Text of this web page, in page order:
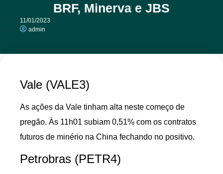
BRF, Minerva e JBS
11/01/2023
admin
Vale (VALE3)
As ações da Vale tinham alta neste começo de
pregão. Às 11h01 subiam 0,51% com os contratos
futuros de minério na China fechando no positivo.
Petrobras (PETR4)